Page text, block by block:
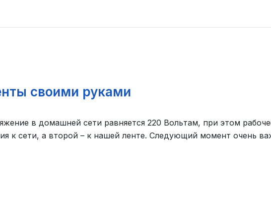
своими руками
в домашней сети равняется 220 Вольтам, при этом
к сети, а второй – к нашей ленте. Следующий момент очень